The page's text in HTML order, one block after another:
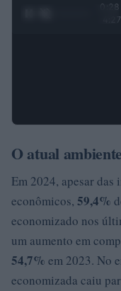
4:27
O atual
Em 2024, apesar
econômicos, 59,4%
economizado nos
um aumento em
54,7% em 2023. No
economizada caiu